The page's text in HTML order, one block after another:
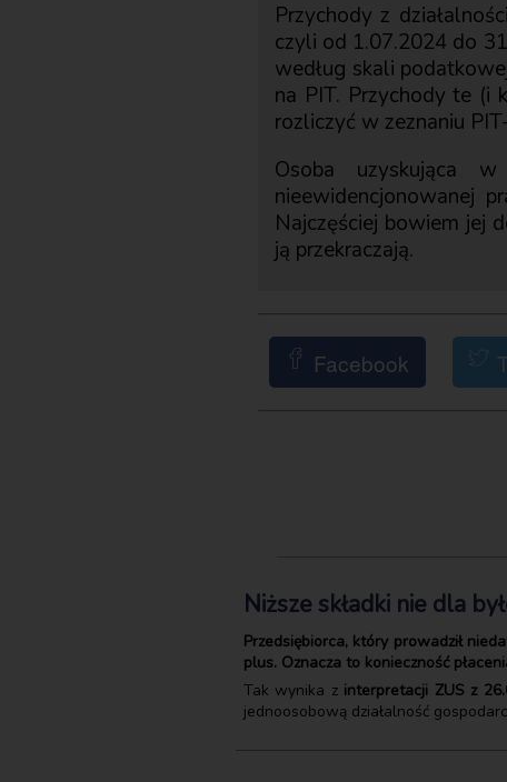
Przychody z
czyli od 1.07.2024 do
według skali
na PIT. Przychody te (i
rozliczyć w zeznaniu
Osoba uzyskująca
nieewidencjonowanej
Najczęściej bowiem jej
ją przekraczają.
Facebook
Niższe składki nie dla
Przedsiębiorca, który prowadził
plus. Oznacza to konieczność
Tak wynika z interpretacji ZUS z
jednoosobową działalność